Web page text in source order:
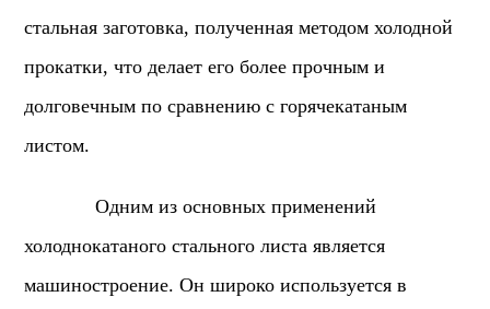
стальная заготовка, полученная методом холодной
прокатки, что делает его более прочным и
долговечным по сравнению с горячекатаным
листом.
Одним из основных применений
холоднокатаного стального листа является
машиностроение. Он широко используется в